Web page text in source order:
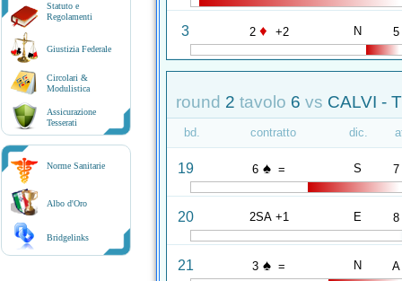
Statuto e
Regolamenti
Giustizia Federale
Circolari &
Modulistica
Assicurazione
Tesserati
Norme Sanitarie
Albo d'Oro
Bridgelinks
3 2 ♦ +2 N 5
round 2 tavolo 6 vs CALVI -
bd. contratto dic.
19 6 ♠ = S 7
20 2SA +1 E 8
21 3 ♠ = N A